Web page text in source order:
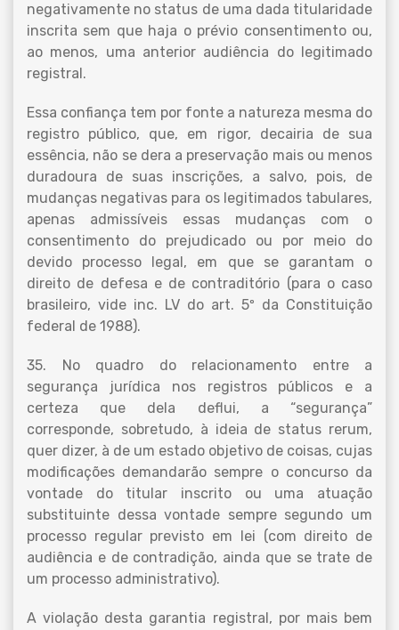
negativamente no status de uma dada titularidade
inscrita sem que haja o prévio consentimento ou,
ao menos, uma anterior audiência do legitimado
registral.
Essa confiança tem por fonte a natureza mesma do
registro público, que, em rigor, decairia de sua
essência, não se dera a preservação mais ou menos
duradoura de suas inscrições, a salvo, pois, de
mudanças negativas para os legitimados tabulares,
apenas admissíveis essas mudanças com o
consentimento do prejudicado ou por meio do
devido processo legal, em que se garantam o
direito de defesa e de contraditório (para o caso
brasileiro, vide inc. LV do art. 5º da Constituição
federal de 1988).
35. No quadro do relacionamento entre a
segurança jurídica nos registros públicos e a
certeza que dela deflui, a “segurança”
corresponde, sobretudo, à ideia de status rerum,
quer dizer, à de um estado objetivo de coisas, cujas
modificações demandarão sempre o concurso da
vontade do titular inscrito ou uma atuação
substituinte dessa vontade sempre segundo um
processo regular previsto em lei (com direito de
audiência e de contradição, ainda que se trate de
um processo administrativo).
A violação desta garantia registral, por mais bem